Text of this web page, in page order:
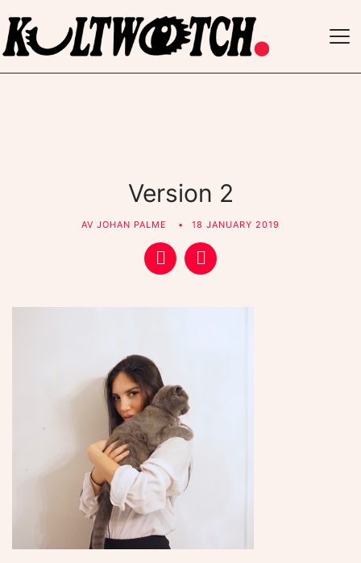
Version 2
AV JOHAN PALME 18 JANUARY 2019